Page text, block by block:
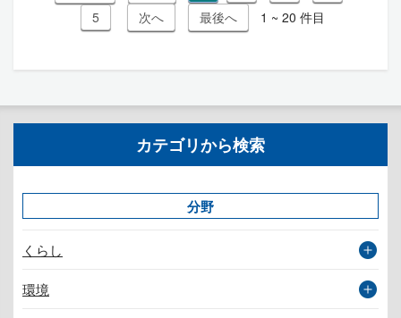
5
1 ~ 20 件目
カテゴリから検索
分野
くらし
環境